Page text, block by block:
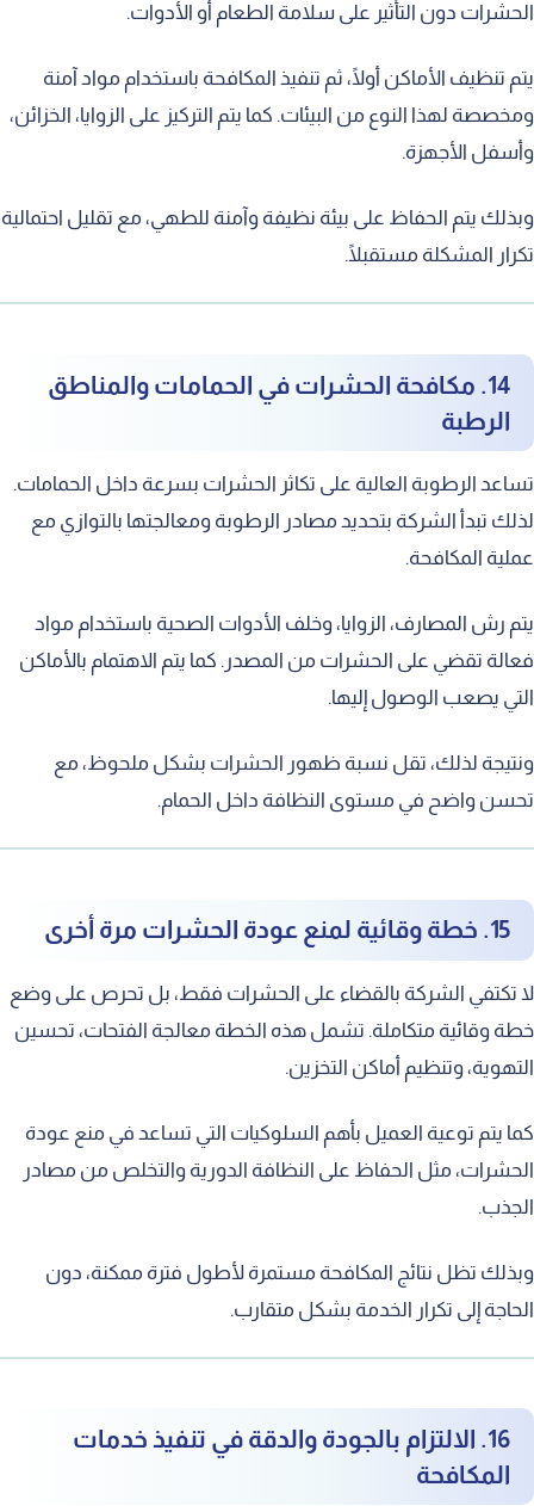
الحشرات دون التأثير على سلامة الطعام أو الأدوات.
يتم تنظيف الأماكن أولًا، ثم تنفيذ المكافحة باستخدام مواد آمنة
ومخصصة لهذا النوع من البيئات. كما يتم التركيز على الزوايا، الخزائن،
وأسفل الأجهزة.
وبذلك يتم الحفاظ على بيئة نظيفة وآمنة للطهي، مع تقليل احتمالية
تكرار المشكلة مستقبلًا.
14. مكافحة الحشرات في الحمامات والمناطق
الرطبة
تساعد الرطوبة العالية على تكاثر الحشرات بسرعة داخل الحمامات.
لذلك تبدأ الشركة بتحديد مصادر الرطوبة ومعالجتها بالتوازي مع
عملية المكافحة.
يتم رش المصارف، الزوايا، وخلف الأدوات الصحية باستخدام مواد
فعالة تقضي على الحشرات من المصدر. كما يتم الاهتمام بالأماكن
التي يصعب الوصول إليها.
ونتيجة لذلك، تقل نسبة ظهور الحشرات بشكل ملحوظ، مع
تحسن واضح في مستوى النظافة داخل الحمام.
15. خطة وقائية لمنع عودة الحشرات مرة أخرى
لا تكتفي الشركة بالقضاء على الحشرات فقط، بل تحرص على وضع
خطة وقائية متكاملة. تشمل هذه الخطة معالجة الفتحات، تحسين
التهوية، وتنظيم أماكن التخزين.
كما يتم توعية العميل بأهم السلوكيات التي تساعد في منع عودة
الحشرات، مثل الحفاظ على النظافة الدورية والتخلص من مصادر
الجذب.
وبذلك تظل نتائج المكافحة مستمرة لأطول فترة ممكنة، دون
الحاجة إلى تكرار الخدمة بشكل متقارب.
16. الالتزام بالجودة والدقة في تنفيذ خدمات
المكافحة